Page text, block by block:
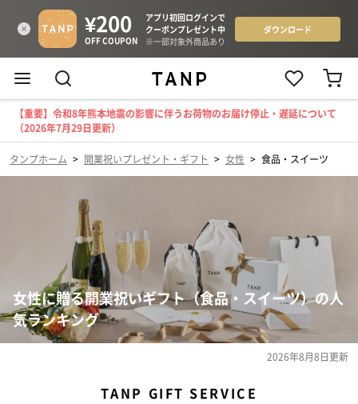
【重要】令和8年熊本地震の影響に伴うお荷物のお届け停止・遅延について
（2026年7月29日更新）
タンプホーム > 開業祝いプレゼント・ギフト > 女性 > 食品・スイーツ
女性に贈る開業祝いギフト（食品・スイーツ）の人
気ランキング
2026年8月8日更新
TANP GIFT SERVICE